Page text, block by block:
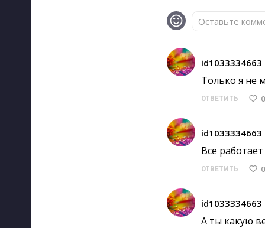
Оставьте
id1033334663
Только я не
ОТВЕТИТЬ 0
id1033334663
Все
ОТВЕТИТЬ 0
id1033334663
А ты какую